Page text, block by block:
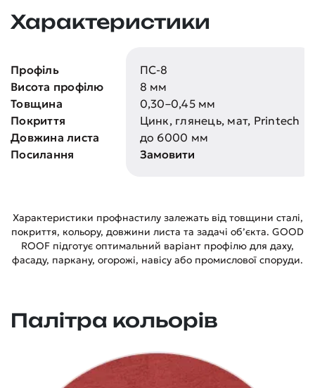
Характеристики
Профіль
Висота профілю
Товщина
Покриття
Довжина листа
Посилання
ПС-8
8 мм
0,30–0,45 мм
Цинк, глянець, мат, Printech
до 6000 мм
Замовити
Характеристики профнастилу залежать від товщини сталі,
покриття, кольору, довжини листа та задачі об’єкта. GOOD
ROOF підготує оптимальний варіант профілю для даху,
фасаду, паркану, огорожі, навісу або промислової споруди.
Палітра кольорів